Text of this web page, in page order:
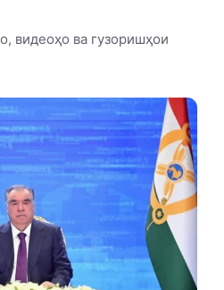
видеоҳо ва гузоришҳои